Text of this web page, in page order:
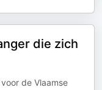
die zich
de Vlaamse